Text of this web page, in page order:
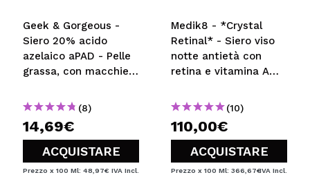
Geek & Gorgeous -
Siero 20% acido
azelaico aPAD - Pelle
grassa, con macchie o
(8)
14,69€
ACQUISTARE
Prezzo x 100 Ml: 48,97€ IVA Incl.
Medik8 - *Crystal
Retinal* - Siero viso
notte antietà con
retina e vitamina A
Crystal Retinal 10
(10)
110,00€
ACQUISTARE
Prezzo x 100 Ml: 366,67€IVA Incl.